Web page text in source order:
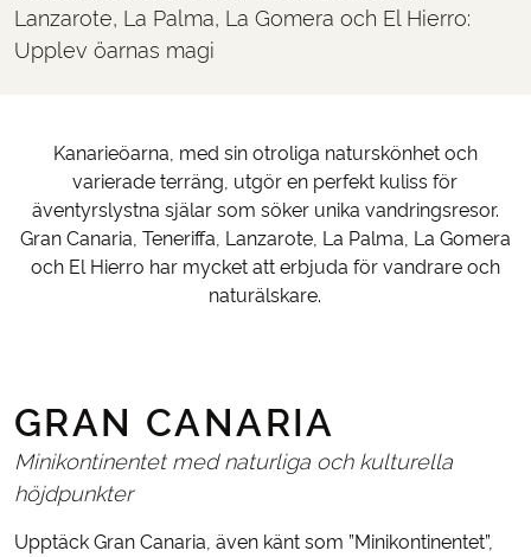
Lanzarote, La Palma, La Gomera och El Hierro:
Upplev öarnas magi
Kanarieöarna, med sin otroliga naturskönhet och
varierade terräng, utgör en perfekt kuliss för
äventyrslystna själar som söker unika vandringsresor.
Gran Canaria, Teneriffa, Lanzarote, La Palma, La Gomera
och El Hierro har mycket att erbjuda för vandrare och
naturälskare.
GRAN CANARIA
Minikontinentet med naturliga och kulturella
höjdpunkter
Upptäck Gran Canaria, även känt som ”Minikontinentet”,